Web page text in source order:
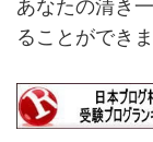
あなたの清き
ることができ